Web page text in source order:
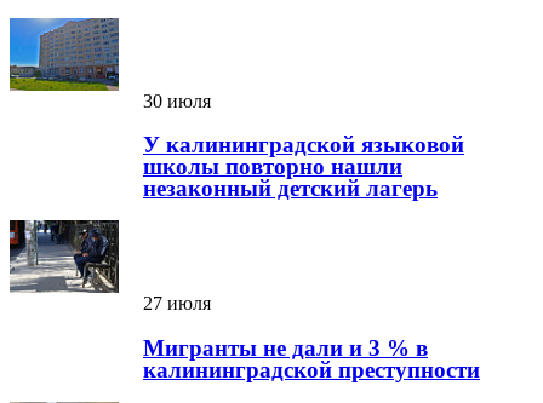
30 июля
У калининградской языковой
школы повторно нашли
незаконный детский лагерь
27 июля
Мигранты не дали и 3 % в
калининградской преступности